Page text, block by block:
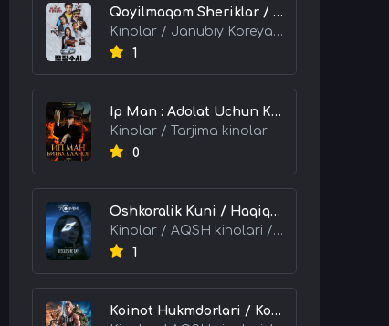
Qoyilmaqom Sheriklar / Ideal Hamkorlar / Eng Kuchli Duet 2026 HD Uzbek tilida Tarjima kino skachat tas-ix
Kinolar / Janubiy Koreya kinolari / Tarjima kinolar
1
Ip Man : Adolat Uchun Kurash / Ip Man: Klanlar Jangi / Buyuk Ustoz Ip Man 2 2026 HD Uzbek tilida Tarjima kino skachat tas-ix
Kinolar / Tarjima kinolar
0
Oshkoralik Kuni / Haqiqat Oshkor Bo'lgan Kun / Sirlar Ochiladigan Kun 2026 HD Uzbek tilida Tarjima kino skachat tas-ix
Kinolar / AQSH kinolari / Tarjima kinolar
1
Koinot Hukmdorlari / Koinot Himoyachilari / Koinot Egalari 2026 HD Uzbek tilida tas-ix tarjima kino skachat